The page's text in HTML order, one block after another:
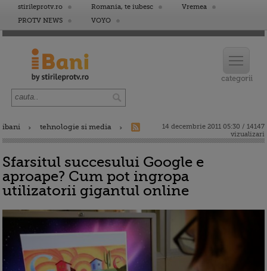
stirileprotv.ro Romania, te iubesc
Vremea
PROTV NEWS
VOYO
ibani tehnologie si media
14 decembrie 2011 05:30 / 14147
vizualizari
Sfarsitul succesului Google e
aproape? Cum pot ingropa
utilizatorii gigantul online